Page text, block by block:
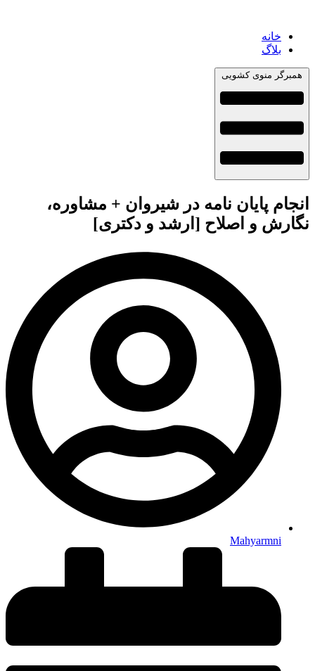
خانه
بلاگ
همبرگر منوی کشویی
انجام پایان نامه در شیروان + مشاوره،
نگارش و اصلاح [ارشد و دکتری]
Mahyarmni